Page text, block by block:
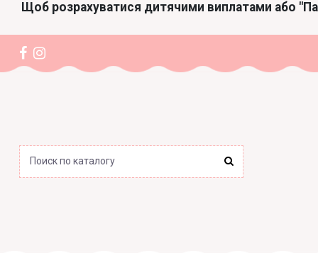
Щоб розрахуватися дитячими виплатами або